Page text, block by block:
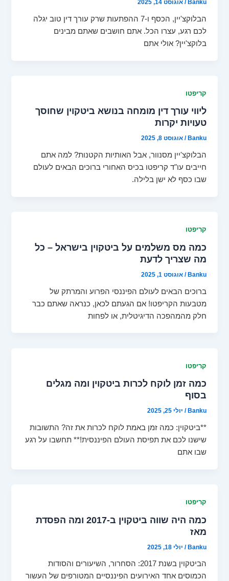
Banku
/אוגוסט 14, 2025
הבלוקצ'יין, הכסף ו-7 ההפתעות שרק עורך דין טוב יגלה
לכם רגע, עצרו הכל. אתם חושבים שאתם מבינים
בלוקצ'יין? אולי אתם
קריפטו
ליווי עורך דין מומחה בנושא ביטקוין שחוסך
טעויות יקרות
Banku
/אוגוסט 8, 2025
הבלוקצ'יין מסנוור, אבל האותיות הקטנות? למה אתם
חייבים עו"ד קריפטו בכיס האחורי ברוכים הבאים לעולם
שבו כסף לא ישן בלילה.
קריפטו
כמה מס משלמים על ביטקוין בישראל – כל
מה שצריך לדעת
Banku
/אוגוסט 1, 2025
ברוכים הבאים לעולם הפיננסי הפרוע והמרתק של
מטבעות הקריפטו! אם הגעתם לכאן, כנראה שאתם כבר
חלק מהמהפכה הדיגיטלית, או לפחות
קריפטו
כמה זמן לוקח לכרות ביטקוין ומה מגלים
בסוף
Banku
/ יולי 25, 2025
**ביטקוין: כמה זמן באמת לוקח לכרות את זה? התשובות
שישנו לכם את תפיסת העולם הפיננסית!** תחשבו על רגע
שבו אתם
קריפטו
כמה היה שווה ביטקוין ב-2017 ומה הפסדת
מאז
Banku
/ יולי 18, 2025
הביטקוין בשנת 2017: הסחרור, השיעורים והסודות
הכמוסים אחד האירועים הפיננסיים המטורפים של העשור